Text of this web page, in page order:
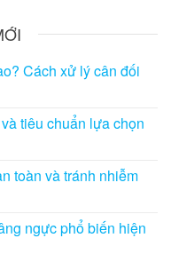
Cách xử lý cân đối
tiêu chuẩn lựa chọn
toàn và tránh nhiễm
ngực phổ biến hiện